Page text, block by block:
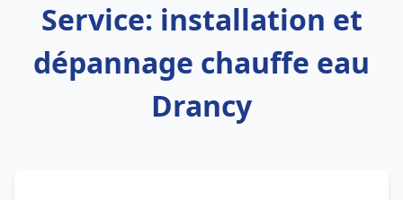
Service: installation et
dépannage chauffe eau
Drancy